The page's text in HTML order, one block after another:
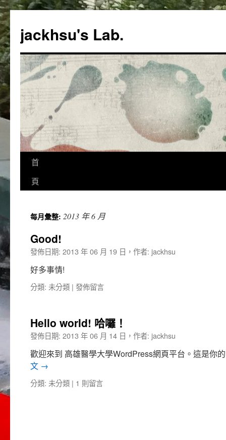
主
要
內
容
jackhsu's Lab.
首
頁
每月彙整: 2013 年 6 月
Good!
發佈日期: 2013 年 06 月 19 日 ， 作者: jackhsu
好多事情!
分類: 未分類 | 發佈留言
Hello world! 哈囉！
發佈日期: 2013 年 06 月 14 日 ， 作者: jackhsu
歡迎來到 高雄醫學大學WordPress網頁平台。這是你
文 →
分類: 未分類 | 1 則留言